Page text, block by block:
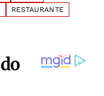
RESTAURANTE